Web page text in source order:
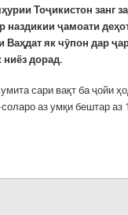
Тоҷикистон занг
наздикии ҷамоати
як чӯпон дар
ниёз дорад.
сари вақт ба ҷойи
аз умқи бештар аз
15 метр сарозер шуда